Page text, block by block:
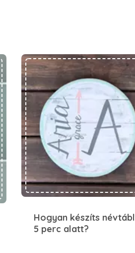
Hogyan készíts
5 perc alatt?